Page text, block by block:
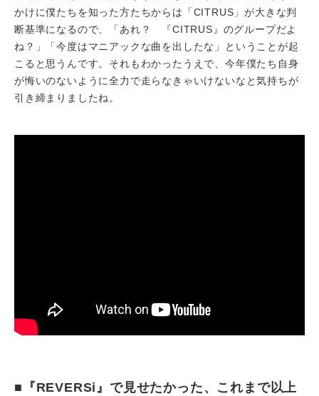
かけに僕たちを知った方たちからは「CITRUS」が大きな判
断基準になるので、「あれ？ 『CITRUS』のグループだよ
ね？」「今度はマニアックな曲を出したな」ということが起
こると思うんです。それもわかったうえで、今年僕たち自身
が悔いのないように全力で走らなきゃいけないなと気持ちが
引き締まりましたね。
■『REVERSi』で見せたかった、これまで以上